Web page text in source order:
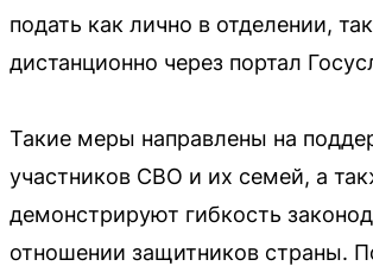
подать как лично в отделении,
дистанционно через портал
Такие меры направлены на
участников СВО и их семей, а
демонстрируют гибкость
отношении защитников страны.